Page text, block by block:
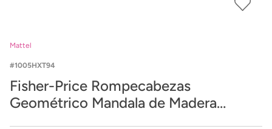
Mattel
1005HXT94
Fisher-Price Rompecabezas
Geométrico Mandala de Madera